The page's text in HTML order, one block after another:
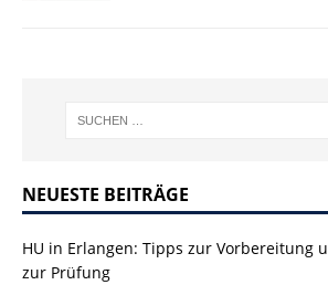
NEUESTE BEITRÄGE
HU in Erlangen: Tipps zur Vorbereitung
zur Prüfung